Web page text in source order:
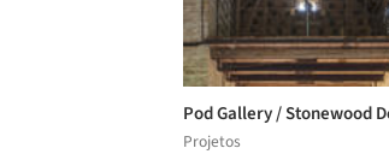
Pod Gallery / Stonewood
Projetos